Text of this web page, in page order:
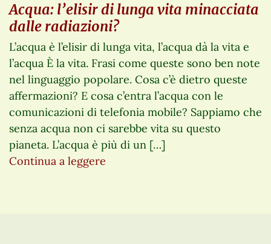
Acqua: l’elisir di lunga vita minacciata
dalle radiazioni?
L’acqua è l’elisir di lunga vita, l’acqua dà la vita e
l’acqua È la vita. Frasi come queste sono ben note
nel linguaggio popolare. Cosa c’è dietro queste
affermazioni? E cosa c’entra l’acqua con le
comunicazioni di telefonia mobile? Sappiamo che
senza acqua non ci sarebbe vita su questo
pianeta. L’acqua è più di un […]
Continua a leggere